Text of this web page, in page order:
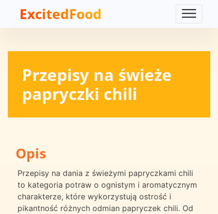
ExcitedFood
Przepisy na świeże
papryczki chili
Opis
Przepisy na dania z świeżymi papryczkami chili
to kategoria potraw o ognistym i aromatycznym
charakterze, które wykorzystują ostrość i
pikantność różnych odmian papryczek chili. Od